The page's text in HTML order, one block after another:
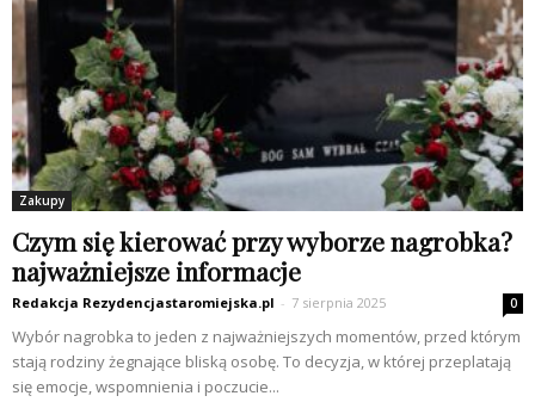
Zakupy
Czym się kierować przy wyborze nagrobka?
najważniejsze informacje
Redakcja Rezydencjastaromiejska.pl - 7 sierpnia 2025 0
Wybór nagrobka to jeden z najważniejszych momentów, przed którym
stają rodziny żegnające bliską osobę. To decyzja, w której przeplatają
się emocje, wspomnienia i poczucie...